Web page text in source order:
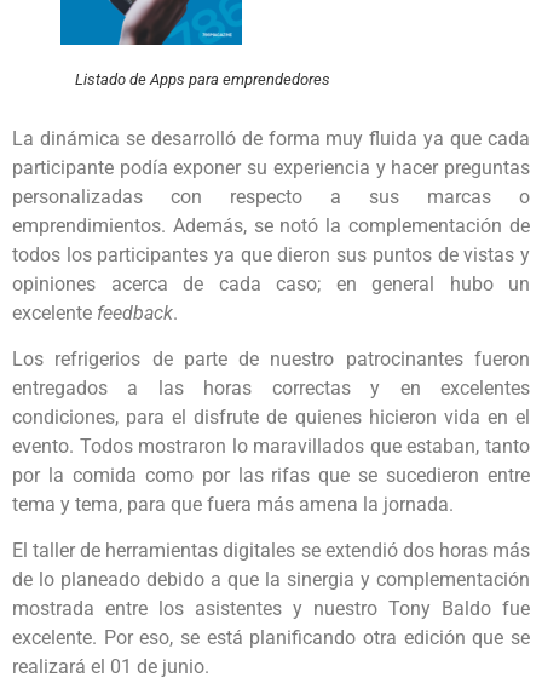
Listado de Apps para emprendedores
La dinámica se desarrolló de forma muy fluida ya que cada
participante podía exponer su experiencia y hacer preguntas
personalizadas con respecto a sus marcas o
emprendimientos. Además, se notó la complementación de
todos los participantes ya que dieron sus puntos de vistas y
opiniones acerca de cada caso; en general hubo un
excelente feedback.
Los refrigerios de parte de nuestro patrocinantes fueron
entregados a las horas correctas y en excelentes
condiciones, para el disfrute de quienes hicieron vida en el
evento. Todos mostraron lo maravillados que estaban, tanto
por la comida como por las rifas que se sucedieron entre
tema y tema, para que fuera más amena la jornada.
El taller de herramientas digitales se extendió dos horas más
de lo planeado debido a que la sinergia y complementación
mostrada entre los asistentes y nuestro Tony Baldo fue
excelente. Por eso, se está planificando otra edición que se
realizará el 01 de junio.